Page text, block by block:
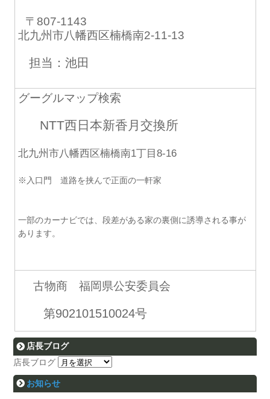
〒807-1143
北九州市八幡西区楠橋南2-11-13
担当：池田
グーグルマップ検索
NTT西日本新香月交換所
北九州市八幡西区楠橋南1丁目8-16
※入口門 道路を挟んで正面の一軒家
一部のカーナビでは、段差がある家の裏側に誘導される事が
あります。
古物商 福岡県公安委員会
第902101510024号
店長ブログ
店長ブログ
お知らせ